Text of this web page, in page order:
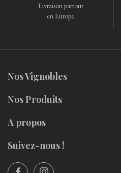
Livraison partout
en Europe
Nos Vignobles
Nos Produits
A propos
Suivez-nous !